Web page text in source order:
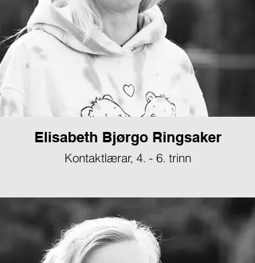
Elisabeth Bjørgo Ringsaker
Kontaktlærar, 4. - 6. trinn